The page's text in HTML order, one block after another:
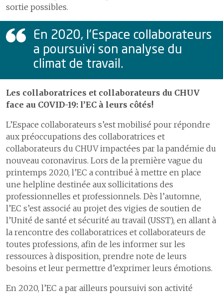
Le programme ERAS pour une meilleure récupération après une
chirurgie
Certifications et accréditations
Collaborations humanitaires
Adapter notre gouvernance
sortie possibles.
En 2020, l’Espace collaborateurs
a poursuivi son analyse du
climat de travail.
Les collaboratrices et collaborateurs du CHUV
face au COVID-19: l’EC à leurs côtés!
L’Espace collaborateurs s’est mobilisé pour répondre
aux préoccupations des collaboratrices et
collaborateurs du CHUV impacté·e·s par la pandémie du
nouveau coronavirus. Lors de la première vague du
printemps 2020, l’EC a contribué à mettre en place
une helpline destinée aux sollicitations des
professionnelles et professionnels. Dès l’automne,
l’EC s’est associé au projet des vigies de soutien de
l’Unité de santé et sécurité au travail (USST), en allant à
la rencontre des collaboratrices et collaborateurs de
toutes professions, afin de les informer sur les
ressources à disposition, prendre note de leurs
besoins et leur permettre d’exprimer leurs émotions.
En 2020, l’EC a par ailleurs poursuivi son activité